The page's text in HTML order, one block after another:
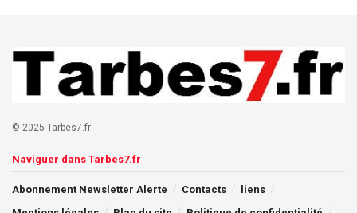
© 2025 Tarbes7.fr
Naviguer dans Tarbes7.fr
Abonnement Newsletter Alerte Contacts
liens